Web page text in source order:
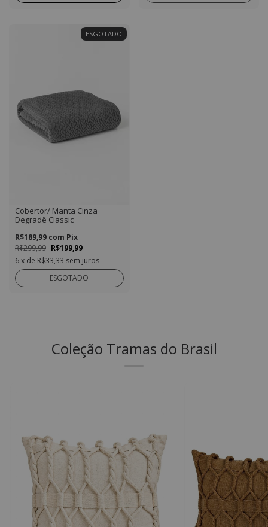
ESGOTADO
Cobertor/ Manta Cinza
Degradê Classic
R$299,99 R$199,99
R$189,99 com Pix
6x de R$33,33 sem juros
ESGOTADO
Coleção Tramas do Brasil